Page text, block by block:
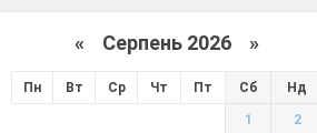
« Серпень 2026 »
Пн Вт Ср Чт Пт Сб Нд
1 2